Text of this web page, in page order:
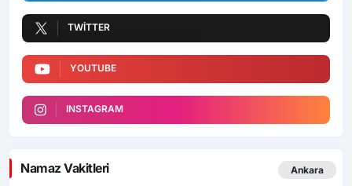
TWITTER
YOUTUBE
INSTAGRAM
Namaz Vakitleri Ankara